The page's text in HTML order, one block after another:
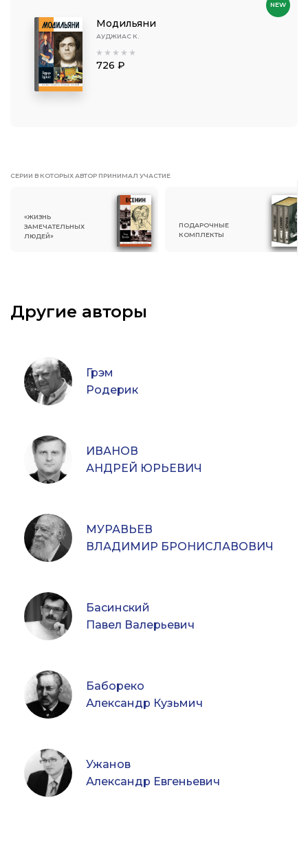
Модильяни
АУДЖИАС К.
726 ₽
NEW
СЕРИИ В КОТОРЫХ АВТОР ПРИНИМАЛ УЧАСТИЕ
«ЖИЗНЬ
ЗАМЕЧАТЕЛЬНЫХ
ЛЮДЕЙ»
ПОДАРОЧНЫЕ
КОМПЛЕКТЫ
Другие авторы
Грэм
Родерик
ИВАНОВ
АНДРЕЙ ЮРЬЕВИЧ
МУРАВЬЕВ
ВЛАДИМИР БРОНИСЛАВОВИЧ
Басинский
Павел Валерьевич
Бабореко
Александр Кузьмич
Ужанов
Александр Евгеньевич